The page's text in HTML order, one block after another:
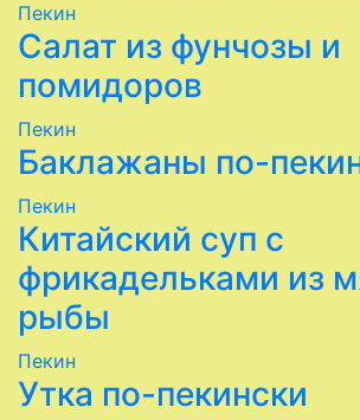
Пекин
Салат из фунчозы и
помидоров
Пекин
Баклажаны по-
Пекин
Китайский суп с
фрикадельками из
рыбы
Пекин
Утка по-пекински